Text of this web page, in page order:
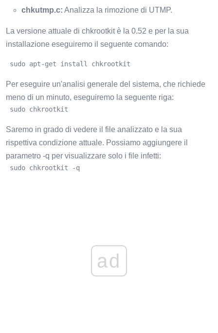
chkutmp.c: Analizza la rimozione di UTMP.
La versione attuale di chkrootkit è la 0.52 e per la sua
installazione eseguiremo il seguente comando:
sudo apt-get install chkrootkit
Per eseguire un'analisi generale del sistema, che richiede
meno di un minuto, eseguiremo la seguente riga:
sudo chkrootkit
Saremo in grado di vedere il file analizzato e la sua
rispettiva condizione attuale. Possiamo aggiungere il
parametro -q per visualizzare solo i file infetti:
sudo chkrootkit -q
ad